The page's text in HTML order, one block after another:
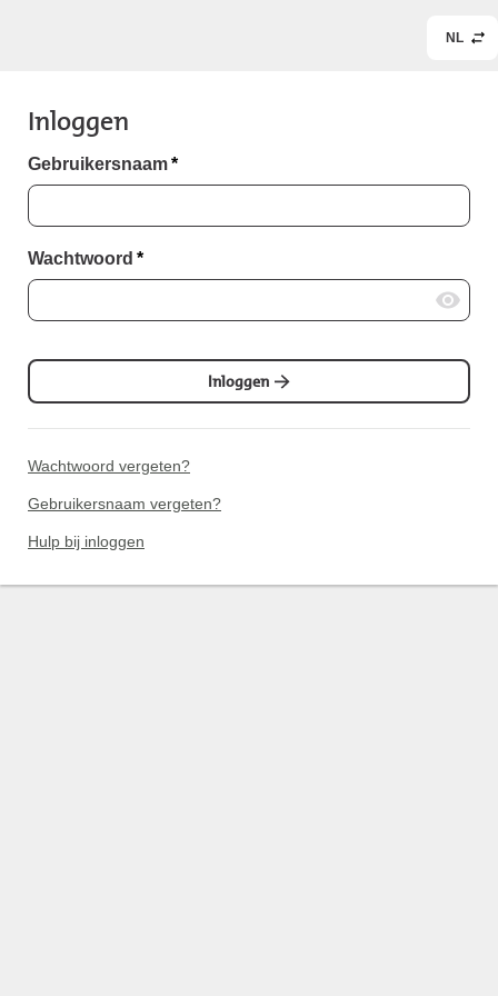
NL
Inloggen
Gebruikersnaam*
Wachtwoord *
Inloggen
Wachtwoord vergeten?
Gebruikersnaam vergeten?
Hulp bij inloggen